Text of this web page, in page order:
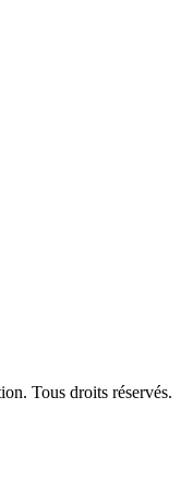
Tous droits réservés.